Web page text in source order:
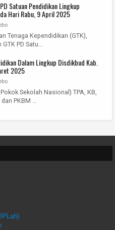
Satuan Pendidikan Lingkup
Hari Rabu, 9 April 2025
Tenaga Kependidikan (GTK),
PD Satu...
Dalam Lingkup Disdikbud Kab.
2025
Sekolah Nasional) TPA, KB,
dan PKBM ...